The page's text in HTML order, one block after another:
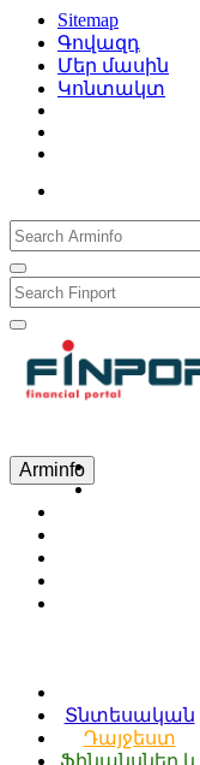
Sitemap
Գովազդ
Մեր մասին
Կոնտակտ
Arminfo
Տնտեսական
Դայջեստ